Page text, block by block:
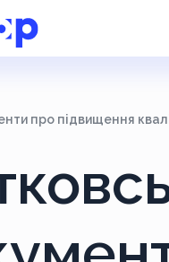
про підвищення